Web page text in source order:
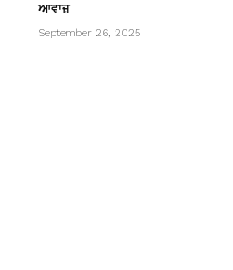
ਆਵਾਜ਼
September 26, 2025